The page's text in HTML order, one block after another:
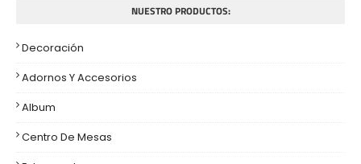
NUESTRO PRODUCTOS:
Decoración
Adornos Y Accesorios
Album
Centro De Mesas